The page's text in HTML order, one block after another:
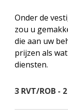
Onder de
zou u
die aan uw
prijzen als
diensten.
3 RVT/ROB -